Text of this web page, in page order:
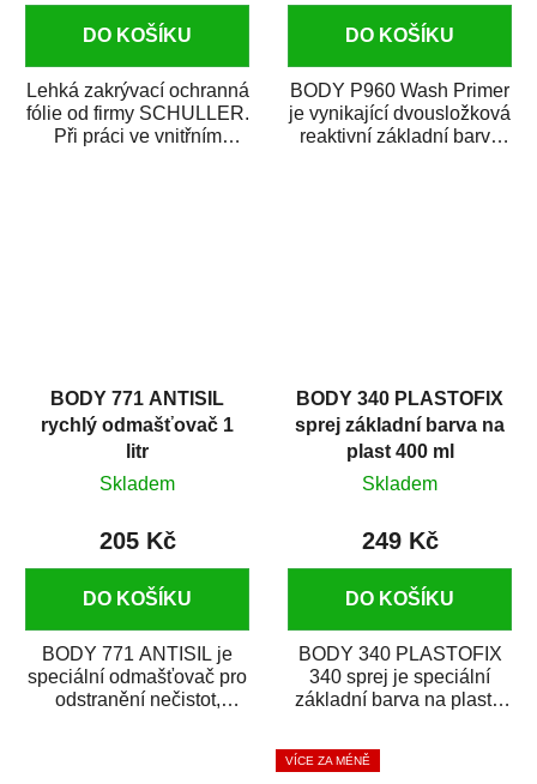
DO KOŠÍKU
Lehká zakrývací ochranná
fólie od firmy SCHULLER.
Při práci ve vnitřním
DO KOŠÍKU
BODY P960 Wash Primer
je vynikající dvousložková
reaktivní základní barva
BODY 771 ANTISIL
rychlý odmašťovač 1
litr
Skladem
205 Kč
DO KOŠÍKU
BODY 771 ANTISIL je
speciální odmašťovač pro
odstranění nečistot,
BODY 340 PLASTOFIX
sprej základní barva na
plast 400 ml
Skladem
249 Kč
DO KOŠÍKU
BODY 340 PLASTOFIX
340 sprej je speciální
základní barva na plasty,
vrchních...
VÍCE ZA MÉNĚ